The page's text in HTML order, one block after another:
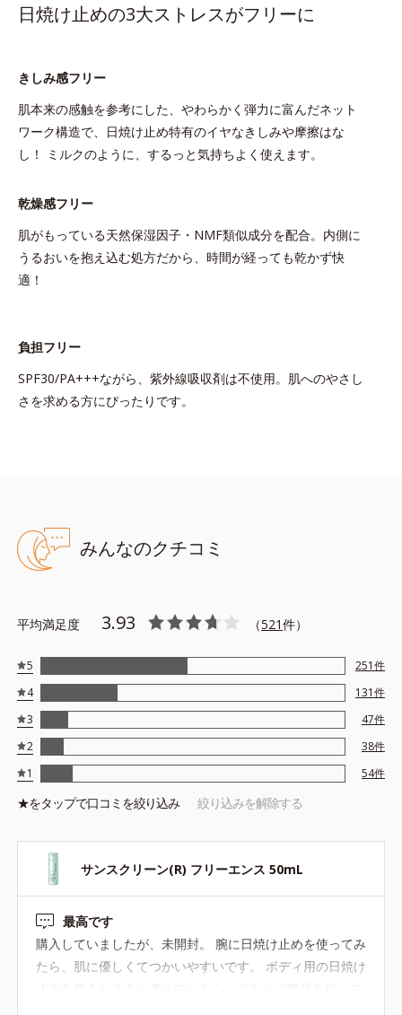
日焼け止めの3大ストレスがフリーに
きしみ感フリー
肌本来の感触を参考にした、やわらかく弾力に富んだネット
ワーク構造で、日焼け止め特有のイヤなきしみや摩擦はな
し！ ミルクのように、するっと気持ちよく使えます。
乾燥感フリー
肌がもっている天然保湿因子・NMF類似成分を配合。内側に
うるおいを抱え込む処方だから、時間が経っても乾かず快
適！
負担フリー
SPF30/PA+++ながら、紫外線吸収剤は不使用。肌へのやさし
さを求める方にぴったりです。
みんなのクチコミ
平均満足度 3.93 （521件）
5 251件
4
131件
3
47件
2
38件
1
54件
★をタップで口コミを絞り込み 絞り込みを解除する
サンスクリーン(R) フリーエンス 50mL
最高です
購入していましたが、未開封。 腕に日焼け止めを使ってみ
たら、肌に優しくてつかいやすいです。 ボディ用の日焼け
止めを購入しようと考えていたら、こちらの商品を使って